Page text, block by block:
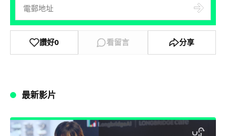
讚好0 看留言 分享
最新影片